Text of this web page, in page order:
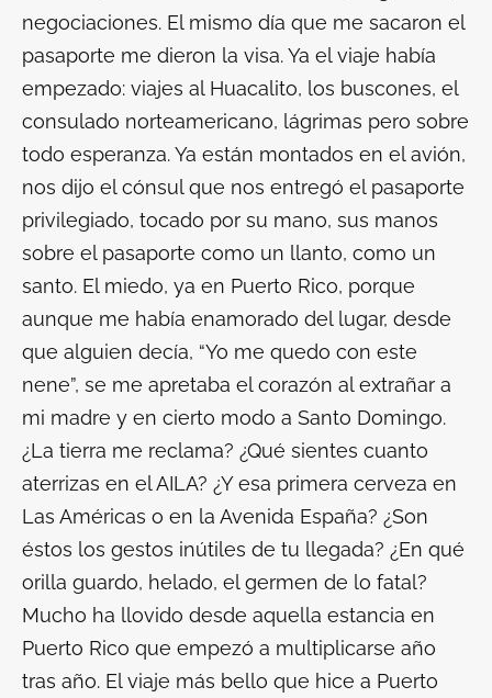
negociaciones. El mismo día que me sacaron el
pasaporte me dieron la visa. Ya el viaje había
empezado: viajes al Huacalito, los buscones, el
consulado norteamericano, lágrimas pero sobre
todo esperanza. Ya están montados en el avión,
nos dijo el cónsul que nos entregó el pasaporte
privilegiado, tocado por su mano, sus manos
sobre el pasaporte como un llanto, como un
santo. El miedo, ya en Puerto Rico, porque
aunque me había enamorado del lugar, desde
que alguien decía, “Yo me quedo con este
nene”, se me apretaba el corazón al extrañar a
mi madre y en cierto modo a Santo Domingo.
¿La tierra me reclama? ¿Qué sientes cuanto
aterrizas en el AILA? ¿Y esa primera cerveza en
Las Américas o en la Avenida España? ¿Son
éstos los gestos inútiles de tu llegada? ¿En qué
orilla guardo, helado, el germen de lo fatal?
Mucho ha llovido desde aquella estancia en
Puerto Rico que empezó a multiplicarse año
tras año. El viaje más bello que hice a Puerto